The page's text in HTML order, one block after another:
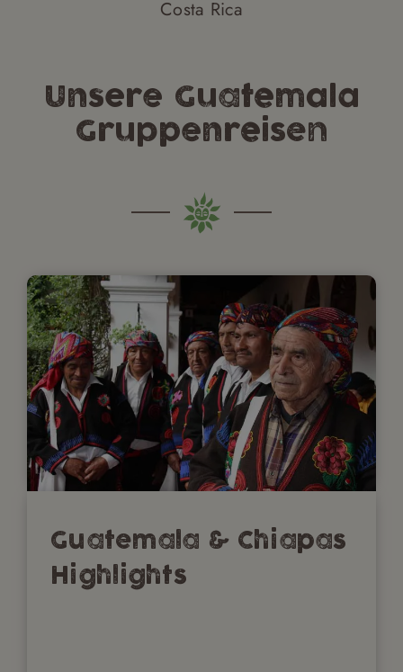
Costa Rica
Unsere Guatemala
Gruppenreisen
Guatemala & Chiapas
Highlights